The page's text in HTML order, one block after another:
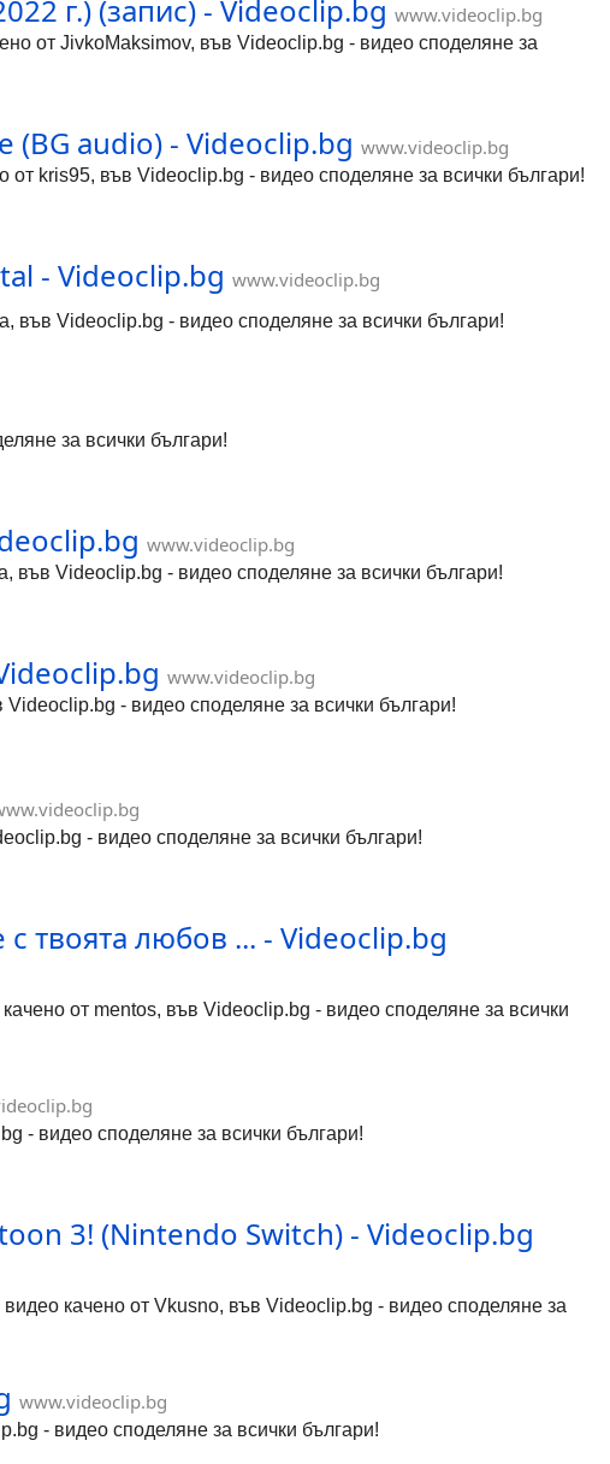
г.) (запис) - Videoclip.bg www.videoclip.bg
от JivkoMaksimov, във Videoclip.bg - видео споделяне за
audio) - Videoclip.bg www.videoclip.bg
kris95, във Videoclip.bg - видео споделяне за всички българи!
- Videoclip.bg www.videoclip.bg
Videoclip.bg - видео споделяне за всички българи!
за всички българи!
www.videoclip.bg
Videoclip.bg - видео споделяне за всички българи!
www.videoclip.bg
- видео споделяне за всички българи!
- видео споделяне за всички българи!
твоята любов ... - Videoclip.bg
от mentos, във Videoclip.bg - видео споделяне за всички
- видео споделяне за всички българи!
3! (Nintendo Switch) - Videoclip.bg
качено от Vkusno, във Videoclip.bg - видео споделяне за
www.videoclip.bg
- видео споделяне за всички българи!